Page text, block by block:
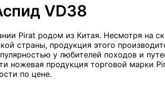
VD38
Pirat родом из Китая. Несмотря на
страны, продукция этого
у любителей походов и
ножевая продукция торговой марки
по цене.